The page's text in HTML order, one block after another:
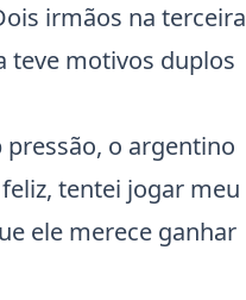
irmãos na terceira
teve motivos duplos
o argentino
tentei jogar meu
ele merece ganhar